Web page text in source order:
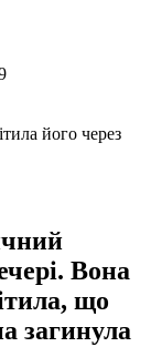
Вона
що
загинула